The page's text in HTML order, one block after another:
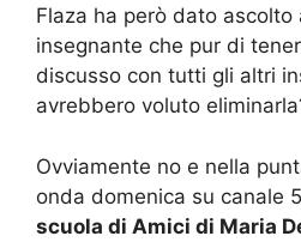
Flaza ha però dato ascolto
insegnante che pur di
discusso con tutti gli altri
avrebbero voluto
Ovviamente no e nella
onda domenica su canale
scuola di Amici di Maria